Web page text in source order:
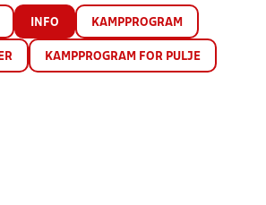
INFO KAMPPROGRAM
KAMPPROGRAM FOR PULJE